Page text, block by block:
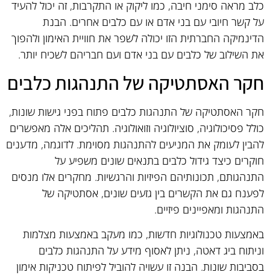
כלב מראה סימני חיבה, כמו ליקוק או התקרבות, זה יכול להעיד
על קשר חיובי עם בני אדם או עם כלבים אחרים. הבנת
הדינמיקה החברתית הזו יכולה לשפר את חוויית האימון ולהפוך
את השילוב של כלבים עם בני אדם ועם חבריהם לשכיח יותר.
חקר האסתטיקה של התנהגות כלבים
חקר האסתטיקה של התנהגות כלבים פתוח בפני גישות שונות,
כולל פסיכולוגיה, סוציולוגיה וזואולוגיה. תהליכים אלה מאפשרים
להבין לעומק את המניעים להתנהגות מסוימת. לדוגמה, מדענים
חוקרים כיצד גידול כלבים בתנאים שונים משפיע על
התנהגותם, תכונותיהם הפיזיות והרגשיות. מחקרים אלו מנסים
לפענח גם את הקשרים בין גזעים שונים, אסתטיקה של
התנהגות ומאפיינים פיזיים.
באמצעות טכנולוגיות חדשות, כמו מעקב באמצעות מצלמות
וניתוח ביג דאטה, ניתן לאסוף מידע על התנהגות כלבים
בסביבות שונות. הבנה זו עשויה להוביל לפיתוח טכניקות אימון